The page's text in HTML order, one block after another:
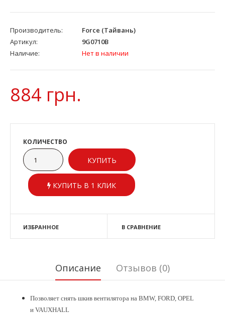
Производитель:
Force (Тайвань)
Артикул:
9G0710B
Наличие:
Нет в наличии
884 грн.
КОЛИЧЕСТВО
КУПИТЬ В 1 КЛИК
ИЗБРАННОЕ В СРАВНЕНИЕ
Описание Отзывов (0)
Позволяет снять шкив вентилятора на BMW, FORD, OPEL
и VAUXHALL